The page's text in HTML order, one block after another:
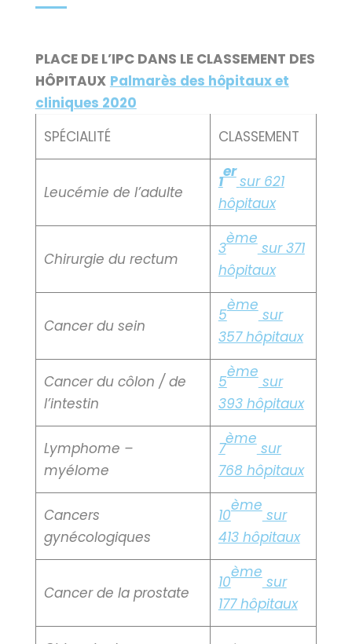
PLACE DE L’IPC DANS LE CLASSEMENT DES
HÔPITAUX Palmarès des hôpitaux et
cliniques 2020
SPÉCIALITÉ
CLASSEMENT
Leucémie de l’adulte
1
er
sur 621
hôpitaux
Chirurgie du rectum
3
ème
sur 371
hôpitaux
Cancer du sein
5
ème
sur
357 hôpitaux
Cancer du côlon / de
l’intestin
5
ème
sur
393 hôpitaux
Lymphome –
myélome
7
ème
sur
768 hôpitaux
Cancers
gynécologiques
10
ème
sur
413 hôpitaux
Cancer de la prostate
10
ème
sur
177 hôpitaux